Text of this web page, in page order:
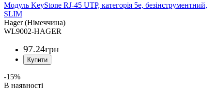
Модуль KeyStone RJ-45 UTP, категорія 5е, безінструментний,
SLIM
Hager (Німеччина)
WL9002-HAGER
97.24грн
-15%